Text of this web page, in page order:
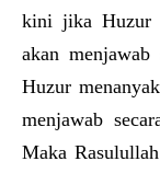
kini jika Huzur
akan
Huzur
menjawab
Maka